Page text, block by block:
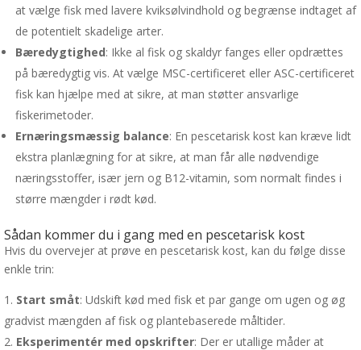
at vælge fisk med lavere kviksølvindhold og begrænse indtaget af
de potentielt skadelige arter.
Bæredygtighed: Ikke al fisk og skaldyr fanges eller opdrættes
på bæredygtig vis. At vælge MSC-certificeret eller ASC-certificeret
fisk kan hjælpe med at sikre, at man støtter ansvarlige
fiskerimetoder.
Ernæringsmæssig balance: En pescetarisk kost kan kræve lidt
ekstra planlægning for at sikre, at man får alle nødvendige
næringsstoffer, især jern og B12-vitamin, som normalt findes i
større mængder i rødt kød.
Sådan kommer du i gang med en pescetarisk kost
Hvis du overvejer at prøve en pescetarisk kost, kan du følge disse
enkle trin:
Start småt: Udskift kød med fisk et par gange om ugen og øg
gradvist mængden af fisk og plantebaserede måltider.
Eksperimentér med opskrifter: Der er utallige måder at